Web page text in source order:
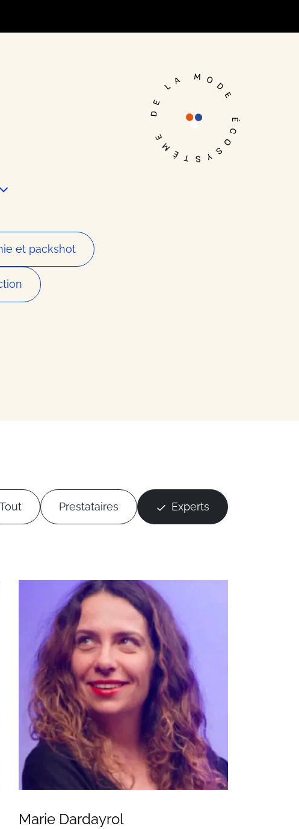
Je me connecte
et packshot
Tout Prestataires Experts
Marie Dardayrol